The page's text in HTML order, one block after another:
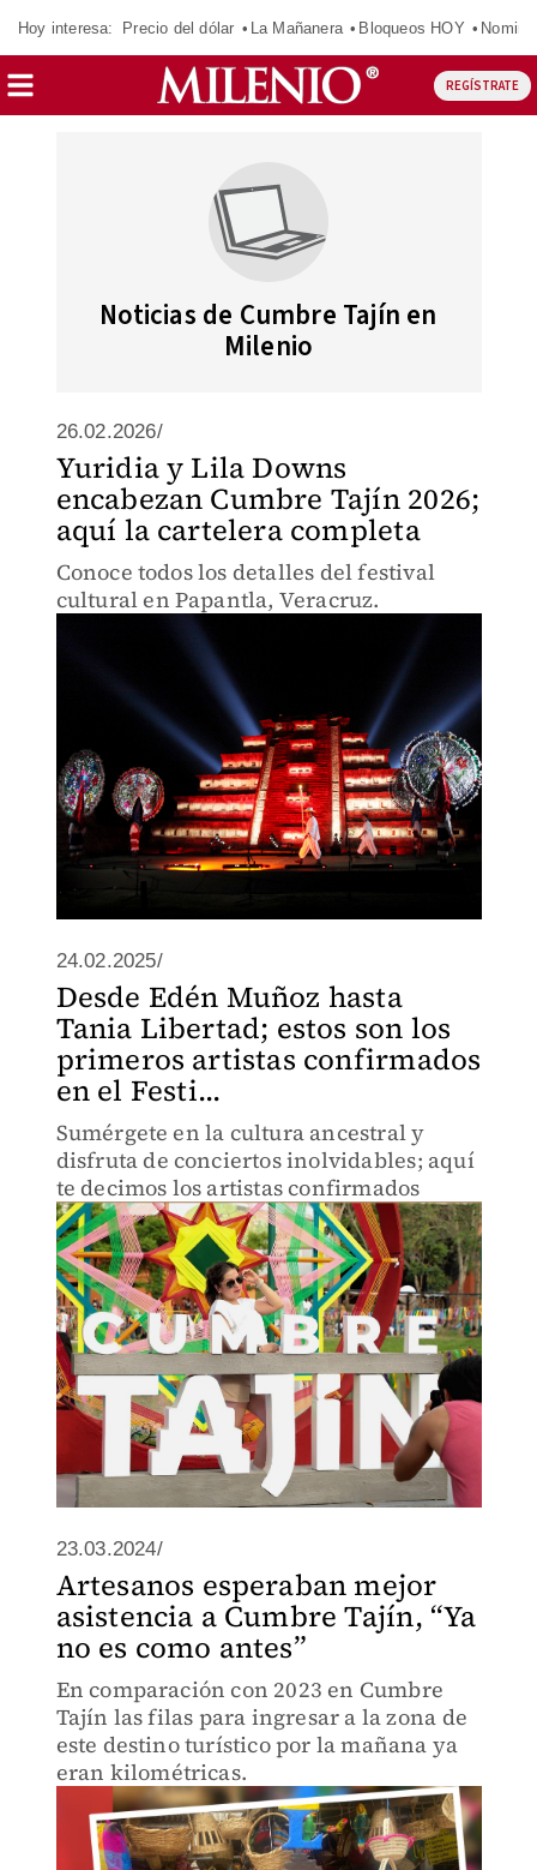
Hoy interesa: Precio del dólar La Mañanera Bloqueos HOY
REGÍSTRATE
Noticias de Cumbre Tajín en
Milenio
26.02.2026/
Yuridia y Lila Downs
encabezan Cumbre Tajín 2026;
aquí la cartelera completa
Conoce todos los detalles del festival
cultural en Papantla, Veracruz.
24.02.2025/
Desde Edén Muñoz hasta
Tania Libertad; estos son los
primeros artistas confirmados
en el Festi...
Sumérgete en la cultura ancestral y
disfruta de conciertos inolvidables; aquí
te decimos los artistas confirmados
23.03.2024/
Artesanos esperaban mejor
asistencia a Cumbre Tajín, “Ya
no es como antes”
En comparación con 2023 en Cumbre
Tajín las filas para ingresar a la zona de
este destino turístico por la mañana ya
eran kilométricas.